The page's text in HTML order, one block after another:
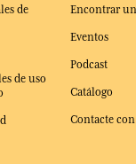
de
de uso
Encontrar
Eventos
Podcast
Catálogo
Contacte